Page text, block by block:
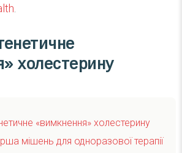
холестерину
«вимкнення» холестерину
мішень для одноразової терапії